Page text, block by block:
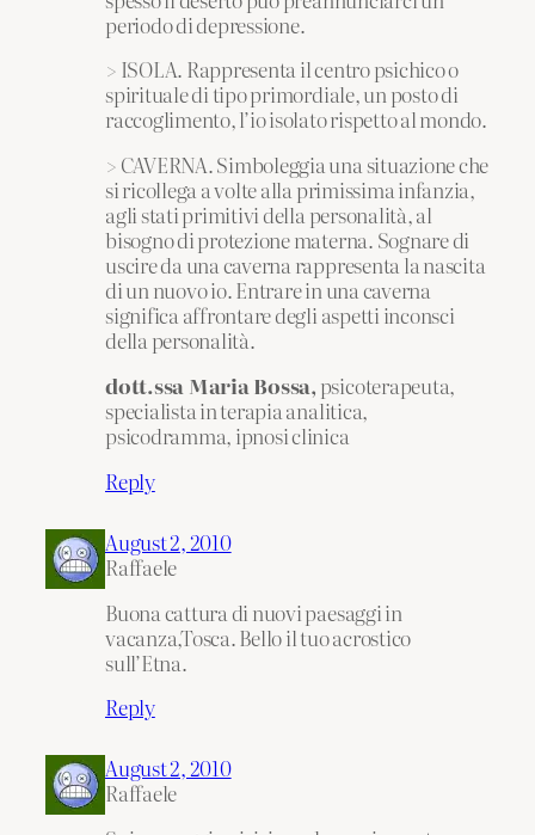
periodo di depressione.
> ISOLA. Rappresenta il centro psichico o
spirituale di tipo primordiale, un posto di
raccoglimento, l’io isolato rispetto al mondo.
> CAVERNA. Simboleggia una situazione che
si ricollega a volte alla primissima infanzia,
agli stati primitivi della personalità, al
bisogno di protezione materna. Sognare di
uscire da una caverna rappresenta la nascita
di un nuovo io. Entrare in una caverna
significa affrontare degli aspetti inconsci
della personalità.
dott.ssa Maria Bossa, psicoterapeuta,
specialista in terapia analitica,
psicodramma, ipnosi clinica
Reply
August 2, 2010
Raffaele
Buona cattura di nuovi paesaggi in
vacanza,Tosca. Bello il tuo acrostico
sull’Etna.
Reply
August 2, 2010
Raffaele